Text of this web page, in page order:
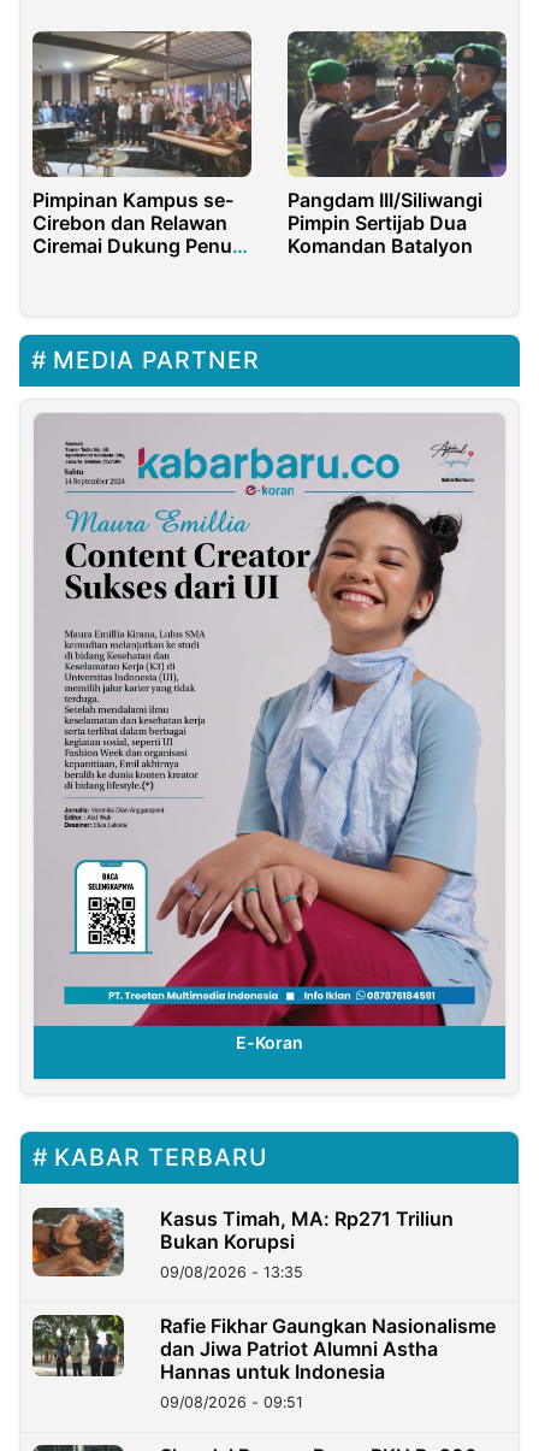
Pimpinan Kampus se-
Cirebon dan Relawan
Ciremai Dukung Penuh
Pendidikan”
Pangdam III/Siliwangi
Pimpin Sertijab Dua
Komandan Batalyon
MEDIA PARTNER
E-Koran
KABAR TERBARU
Kasus Timah, MA: Rp271 Triliun
Bukan Korupsi
09/08/2026 - 13:35
Rafie Fikhar Gaungkan Nasionalisme
dan Jiwa Patriot Alumni Astha
Hannas untuk Indonesia
09/08/2026 - 09:51